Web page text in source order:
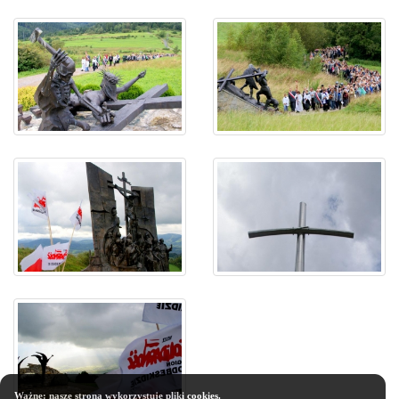
Ważne: nasze strona wykorzystuje pliki cookies.